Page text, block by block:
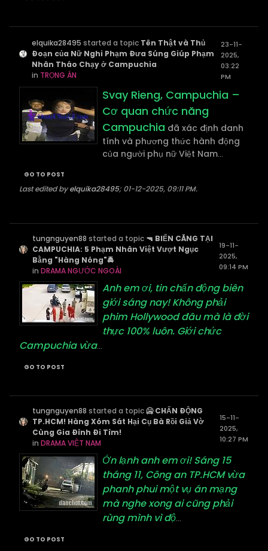
elquika28495 started a topic Tên Thật và Thủ
Đoạn của Nữ Nghi Phạm Đưa Súng Giúp Phạm
Nhân Tháo Chạy ở Campuchia
in TRỌNG ÁN
23-11-
2025,
03:22
PM
Svay Rieng, Campuchia –
Cơ quan chức năng
Campuchia đã xác định danh
tính và phương thức hành động
của người phụ nữ Việt Nam...
GO TO POST
Last edited byelquika28495; 01-12-2025, 09:11 PM.
tungnguyen88 started a topic 🔫 BIẾN CĂNG TẠI
CAMPUCHIA: 5 Phạm Nhân Việt Vượt Ngục
Bằng "Hàng Nóng"🚔
in DRAMA NGƯỚC NGOÀI
19-11-
2025,
09:14 PM
Anh em ơi, tin chấn động biên
giới sáng nay! Không phải
phim Hollywood đâu mà là đời
thực 100% luôn. Giới chức
Campuchia vừa...
GO TO POST
tungnguyen88 started a topic🥶 CHẤN ĐỘNG
TP.HCM! Hàng Xóm Sát Hại Cụ Bà Rồi Giả Vờ
Cùng Gia Đình Đi Tìm!
in DRAMA VIỆT NAM
15-11-
2025,
10:27 PM
Ớn lạnh anh em ơi! Sáng 15
tháng 11, Công an TP.HCM vừa
phanh phui một vụ án mạng
mà nghe xong ai cũng phải
rùng mình vì độ...
GO TO POST